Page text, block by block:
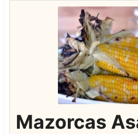
Mazorcas